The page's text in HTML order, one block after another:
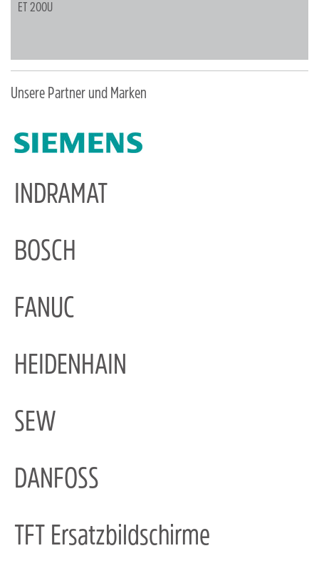
ET 200U
Unsere Partner und Marken
INDRAMAT
BOSCH
FANUC
HEIDENHAIN
SEW
DANFOSS
TFT Ersatzbildschirme